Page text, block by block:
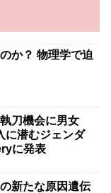
か？ 物理学で迫
刀機会に男女
に潜むジェンダ
に発表
新たな原因遺伝